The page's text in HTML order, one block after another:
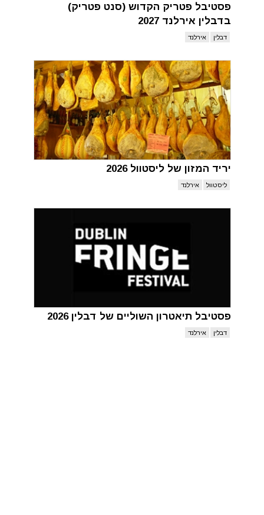
פסטיבל פטריק הקדוש (סנט פטריק)
בדבלין אירלנד 2027
דבלין אירלנד
יריד המזון של ליסטוול 2026
ליסטוול אירלנד
פסטיבל תיאטרון השוליים של דבלין 2026
דבלין אירלנד